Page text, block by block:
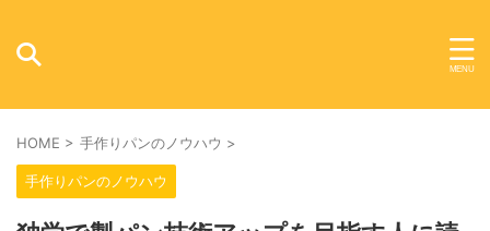
HOME > 手作りパンのノウハウ >
手作りパンのノウハウ